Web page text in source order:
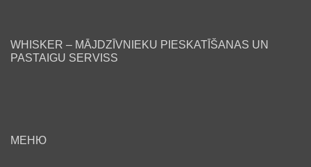
Стать помощником
WHISKER – MĀJDZĪVNIEKU PIESKATĪŠANAS UN
PASTAIGU SERVISS
МЕНЮ